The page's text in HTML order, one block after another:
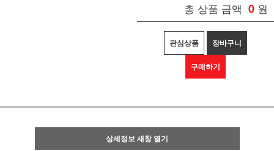
총 상품 금액 0 원
관심상품 장바구니
구매하기
상세정보 새창 열기